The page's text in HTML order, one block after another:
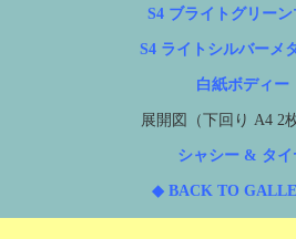
S4 ブライトグリー
S4 ライトシルバーメ
白紙ボディー
展開図（下回り A4 2
シャシー & タイ
◆ BACK TO